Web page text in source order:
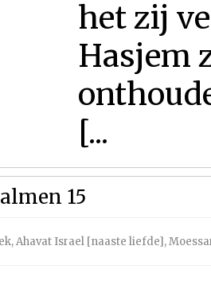
het zij
Hasjem
[...
15
,Ahavat Israel [naaste liefde],